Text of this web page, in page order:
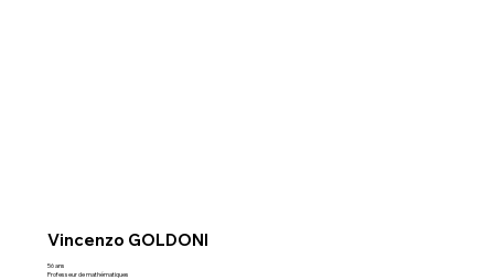
Vincenzo GOLDONI
56 ans
Professeur de mathématiques